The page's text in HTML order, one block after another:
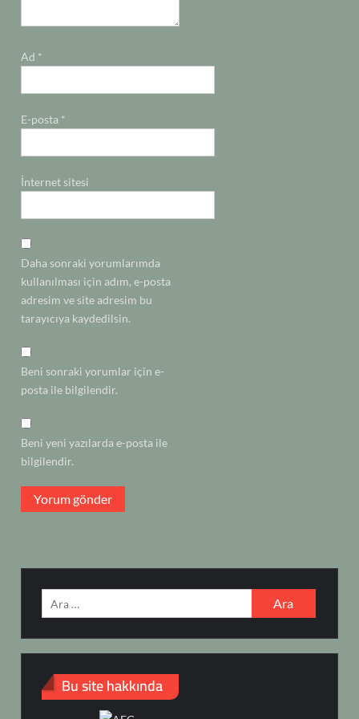
Ad *
E-posta *
İnternet sitesi
Daha sonraki yorumlarımda
kullanılması için adım, e-posta
adresim ve site adresim bu
tarayıcıya kaydedilsin.
Beni sonraki yorumlar için e-
posta ile bilgilendir.
Beni yeni yazılarda e-posta ile
bilgilendir.
Arama:
Bu site hakkında